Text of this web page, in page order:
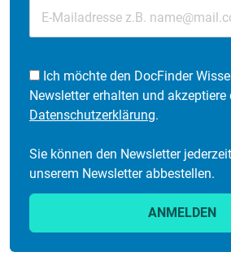
Ich möchte den DocFinder
Newsletter erhalten und akzeptiere
Datenschutzerklärung.
Sie können den Newsletter
unserem Newsletter abbestellen.
ANMELDEN